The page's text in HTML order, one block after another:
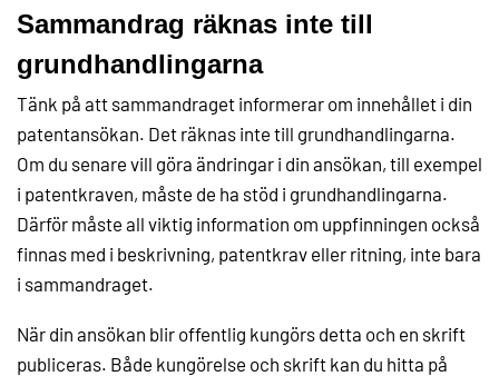
Sammandrag räknas inte till
grundhandlingarna
Tänk på att sammandraget informerar om innehållet i din
patentansökan. Det räknas inte till grundhandlingarna.
Om du senare vill göra ändringar i din ansökan, till exempel
i patentkraven, måste de ha stöd i grundhandlingarna.
Därför måste all viktig information om uppfinningen också
finnas med i beskrivning, patentkrav eller ritning, inte bara
i sammandraget.
När din ansökan blir offentlig kungörs detta och en skrift
publiceras. Både kungörelse och skrift kan du hitta på